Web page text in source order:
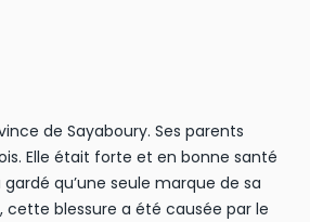
de Sayaboury. Ses parents
Elle était forte et en bonne santé
qu’une seule marque de sa
blessure a été causée par le